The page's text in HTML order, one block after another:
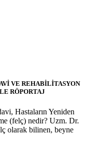
VE REHABİLİTASYON
RÖPORTAJ
Hastaların Yeniden
(felç) nedir? Uzm. Dr.
olarak bilinen, beyne